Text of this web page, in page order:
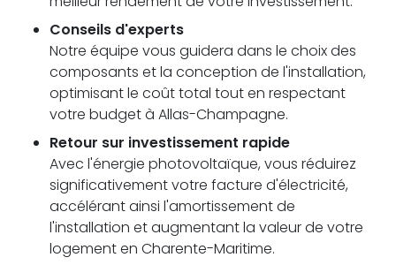
Conseils d'experts
Notre équipe vous guidera dans le choix des
composants et la conception de l'installation,
optimisant le coût total tout en respectant
votre budget à Allas-Champagne.
Retour sur investissement rapide
Avec l'énergie photovoltaïque, vous réduirez
significativement votre facture d'électricité,
accélérant ainsi l'amortissement de
l'installation et augmentant la valeur de votre
logement en Charente-Maritime.